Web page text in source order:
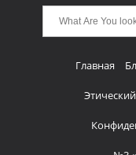
Главная